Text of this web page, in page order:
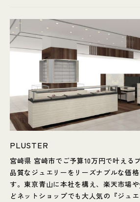
PLUSTER
宮崎県 宮崎市でご予算10万円で叶える
品質なジュエリーをリーズナブルな価
す。東京青山に本社を構え、楽天市場
どネットショップでも大人気の『ジュ